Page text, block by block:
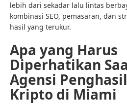
lebih dari sekadar lalu lintas
kombinasi SEO, pemasaran, dan
hasil yang terukur.
Apa yang Harus
Diperhatikan
Agensi
Kripto di Miami